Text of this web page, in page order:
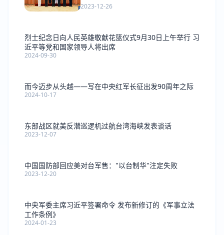
2023-12-26
烈士纪念日向人民英雄敬献花篮仪式9月30日上午举行 习
近平等党和国家领导人将出席
2024-09-30
而今迈步从头越——写在中央红军长征出发90周年之际
2024-10-17
东部战区就美反潜巡逻机过航台湾海峡发表谈话
2023-12-07
中国国防部回应美对台军售："以台制华"注定失败
2023-12-20
中央军委主席习近平签署命令 发布新修订的《军事立法
工作条例》
2024-01-23